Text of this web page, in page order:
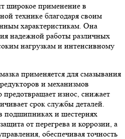
широкое применение в
технике благодаря своим
характеристикам. Она
надежной работы различных
нагрузкам и интенсивному
применяется для смазывания
и механизмов
износ, снижает
срок службы деталей.
подшипниках и шестернях
от перегрева и коррозии, а
обеспечивая точность